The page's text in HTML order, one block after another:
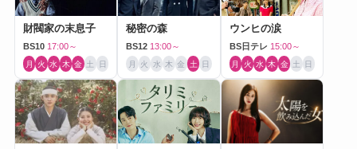
財閥家の末息子
BS10 17:00～
月 火 水 木 金 土 日
秘密の森
BS12 13:00～
月 火 水 木 金 土 日
ウンヒの涙
BS日テレ 15:00～
月 火 水 木 金 土 日